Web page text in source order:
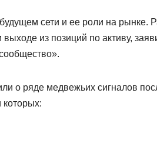
сети и ее роли на рынке.
из позиций по активу,
о ряде медвежьих сигналов
которых: